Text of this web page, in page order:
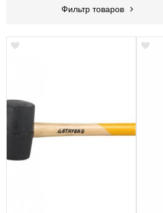
Фильтр товаров